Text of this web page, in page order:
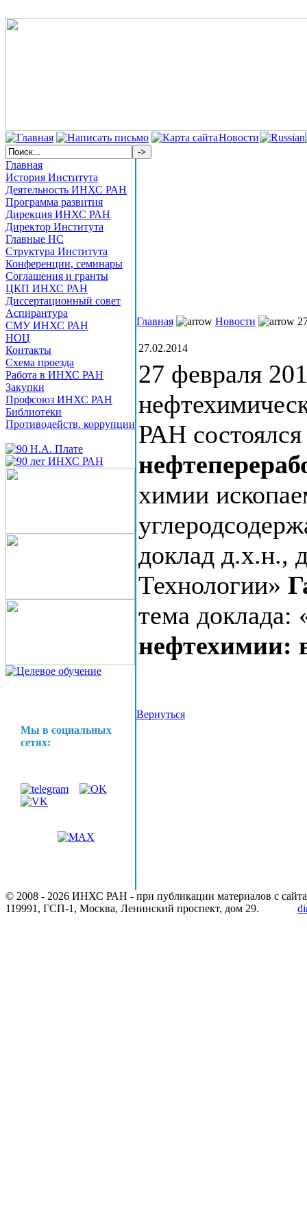
Новости
Главная
История Института
Деятельность ИНХС РАН
Программа развития
Дирекция ИНХС РАН
Директор Института
Главные НС
Структура Института
Конференции, семинары
Соглашения и гранты
ЦКП ИНХС РАН
Диссертационный совет
Аспирантура
СМУ ИНХС РАН
НОЦ
Контакты
Схема проезда
Работа в ИНХС РАН
Закупки
Профсоюз ИНХС РАН
Библиотеки
Противодейств. коррупции
Мы в социальных
сетях:
Главная Новости
27.02.2014
27 февраля
РАН
химии
доклад д.х.н.,
Технологии»
тема доклада:
нефтехимии:
Вернуться
© 2008 - 2026 ИНХС РАН - при публикации материалов с сайта
119991, ГСП-1, Москва, Ленинский проспект, дом 29.